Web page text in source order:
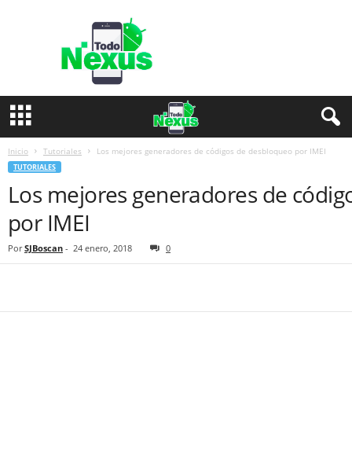
e
Inicio Tutoriales Los mejores generadores de códigos de desbloqueo por IMEI
TUTORIALES
Los mejores generadores de
por IMEI
Por SJBoscan - 24 enero, 2018 0